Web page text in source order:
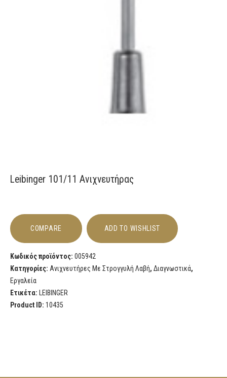
Leibinger 101/11 Ανιχνευτήρας
COMPARE ADD TO WISHLIST
Κωδικός προϊόντος: 005942
Κατηγορίες: Ανιχνευτήρες Με Στρογγυλή Λαβή, Διαγνωστικά,
Εργαλεία
Ετικέτα:
LEIBINGER
Product ID: 10435